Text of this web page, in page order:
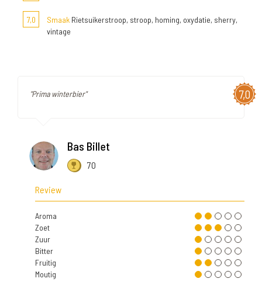
7,0 Smaak Rietsuikerstroop, stroop, homing, oxydatie, sherry,
vintage
7,0
"Prima winterbier"
Bas Billet
70
Review
Aroma
Zoet
Zuur
Bitter
Fruitig
Moutig